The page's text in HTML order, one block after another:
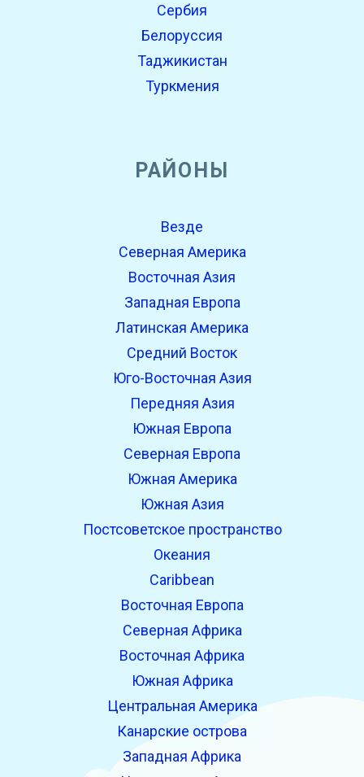
Сербия
Белоруссия
Таджикистан
Туркмения
РАЙОНЫ
Везде
Северная Америка
Восточная Азия
Западная Европа
Латинская Америка
Средний Восток
Юго-Восточная Азия
Передняя Азия
Южная Европа
Северная Европа
Южная Америка
Южная Азия
Постсоветское пространство
Океания
Caribbean
Восточная Европа
Северная Африка
Восточная Африка
Южная Африка
Центральная Америка
Канарские острова
Западная Африка